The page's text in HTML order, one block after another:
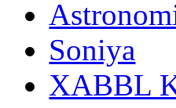
Soniya
XABBL